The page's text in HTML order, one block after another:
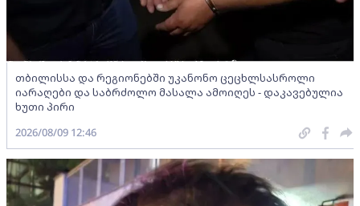
თბილისსა და რეგიონებში უკანონო ცეცხლსასროლი
იარაღები და საბრძოლო მასალა ამოიღეს - დაკავებულია
ხუთი პირი
2026/08/09 12:46